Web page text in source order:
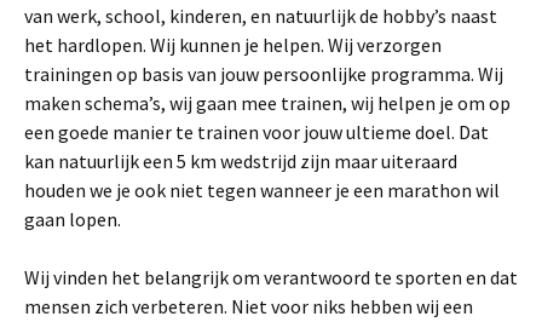
van werk, school, kinderen, en natuurlijk de hobby’s naast
het hardlopen. Wij kunnen je helpen. Wij verzorgen
trainingen op basis van jouw persoonlijke programma. Wij
maken schema’s, wij gaan mee trainen, wij helpen je om op
een goede manier te trainen voor jouw ultieme doel. Dat
kan natuurlijk een 5 km wedstrijd zijn maar uiteraard
houden we je ook niet tegen wanneer je een marathon wil
gaan lopen.
Wij vinden het belangrijk om verantwoord te sporten en dat
mensen zich verbeteren. Niet voor niks hebben wij een